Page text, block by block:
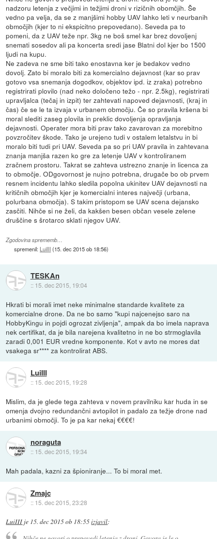
nadzoru letenja z večjimi in težjimi droni v rizičnih obomčjih. Še
vedno pa velja, da se z manjšimi hobby UAV lahko leti v neurbanih
območjih (kjer to ni ekspicitno prepovedano). Seveda pa to
pomeni, da z UAV teže npr. 3kg ne boš smel kar brez dovoljenj
snemati sosedov ali pa koncerta sredi jase Blatni dol kjer bo 1500
ljudi na kupu.
Ne zadeva ne sme biti tako enostavna ker je bedakov vedno
dovolj. Zato bi moralo biti za komercialno dejavnost (kar so prav
gotovo vsa snemanja dogodkov, objektov ipd. iz zraka) potrebno
registrirati plovilo (nad neko določeno težo - npr. 2.5kg), registrirati
upravljalca (tečaj in izpit) ter zahtevati napoved dejavnosti, (kraj in
čas) če se le ta izvaja v urbanem območju. Če so pravila kršena bi
moral slediti zaseg plovila in preklic dovoljenja opravljanja
dejavnosti. Operater mora biti prav tako zavarovan za morebitno
povzročitev škode. Tako je urejeno tudi v ostalem letalstvu in bi
moralo biti tudi pri UAV. Seveda pa so pri UAV pravila in zahtevana
znanja manjša razen ko gre za letenje UAV v kontroliranem
zračnem prostoru. Takrat se zahteva ustrezno znanje in licenca za
to območje. ODgovornost je nujno potrebna, drugače bo ob prvem
resnem incidentu lahko sledila popolna ukinitev UAV dejavnosti na
kritičnih območjih kjer je komercialni interes največji (urbana,
polurbana območja). S takim pristopom se UAV scena dejansko
zasčiti. Nihče si ne želi, da kakšen besen občan vesele zelene
druščine s šrotarco sklati njegov UAV.
Zgodovina sprememb…
spremenil: LuiIII (15. dec 2015 ob 18:56)
TESKAn
:: 15. dec 2015, 19:04
Hkrati bi morali imet neke minimalne standarde kvalitete za
komercialne drone. Da ne bo samo "kupi najcenejso saro na
HobbyKingu in pojdi ogrozat zivljenja", ampak da bo imela naprava
nek certifikat, da je bila narejena kvalitetno in ne bo strmoglavila
zaradi 0,001 EUR vredne komponente. Kot v avto ne mores dat
vsakega sr**** za kontrolirat ABS.
LuiIII
:: 15. dec 2015, 19:28
Mislim, da je glede tega zahteva v novem pravilniku kar huda in se
omenja dvojno redundančni avtopilot in padalo za težje drone nad
urbanimi območji. To je pa kar nekaj €€€€!
noraguta
:: 15. dec 2015, 19:34
Mah padala, kazni za špioniranje... To bi moral met.
Zmajc
:: 15. dec 2015, 23:28
LuiIII je 15. dec 2015 ob 18:55izjavil: